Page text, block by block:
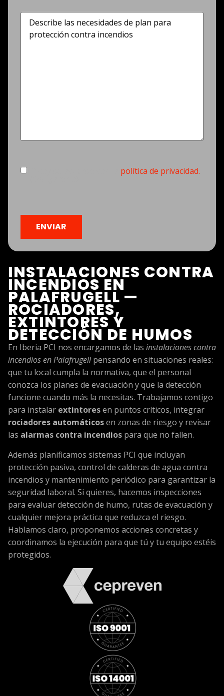
INSTALACIONES CONTRA
INCENDIOS EN
PALAFRUGELL —
ROCIADORES,
EXTINTORES Y
DETECCIÓN DE HUMOS
En Iberia PCI nos encargamos de las instalaciones contra
incendios en Palafrugellpensando en situaciones reales:
que tu local cumpla la normativa, que el personal
conozca los planes de evacuación y que la detección
funcione cuando más la necesitas. Trabajamos contigo
para instalar extintoresen puntos críticos, integrar
rociadores automáticosen zonas de riesgo y revisar
las alarmas contra incendiospara que no fallen.
Además planificamos sistemas PCI que incluyan
protección pasiva, control de calderas de agua contra
incendios y mantenimiento periódico para garantizar la
seguridad laboral. Si quieres, hacemos inspecciones
para evaluar detección de humo, rutas de evacuación y
cualquier mejora práctica que reduzca el riesgo.
Hablamos claro, proponemos acciones concretas y
coordinamos la ejecución para que tú y tu equipo estéis
protegidos.
Describe
las
necesidades
Consentimiento (Obligatorio)política de privacidad.